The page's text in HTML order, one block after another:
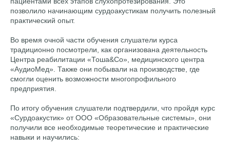
позволило начинающим сурдоакустикам получить полезный
практический опыт.
Во время очной части обучения слушатели курса
традиционно посмотрели, как организована деятельность
Центра реабилитации «Тоша&Co», медицинского центра
«АудиоМед». Также они побывали на производстве, где
смогли оценить возможности многопрофильного
предприятия.
По итогу обучения слушатели подтвердили, что пройдя курс
«Сурдоакустик» от ООО «Образовательные системы», они
получили все необходимые теоретические и практические
навыки и научились: